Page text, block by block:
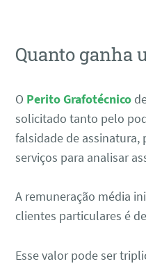
Quanto ganha
O Perito Grafotécnico
solicitado tanto pelo
falsidade de assinatura,
serviços para analisar
A remuneração média
clientes particulares é
Esse valor pode ser